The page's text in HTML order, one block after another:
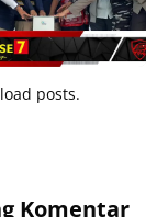
posts.
Komentar